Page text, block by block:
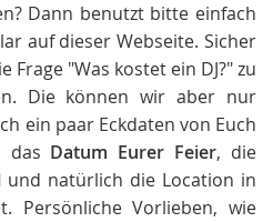
Dann benutzt bitte einfach
auf dieser Webseite. Sicher
"Was kostet ein DJ?" zu
Die können wir aber nur
ein paar Eckdaten von Euch
das Datum Eurer Feier, die
und natürlich die Location in
Persönliche Vorlieben, wie